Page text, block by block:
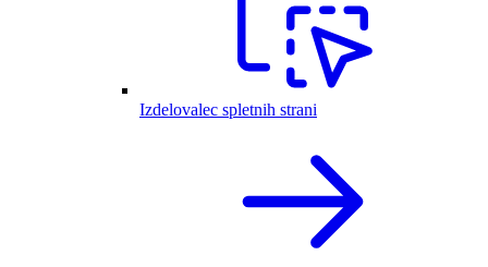
Izdelovalec spletnih strani